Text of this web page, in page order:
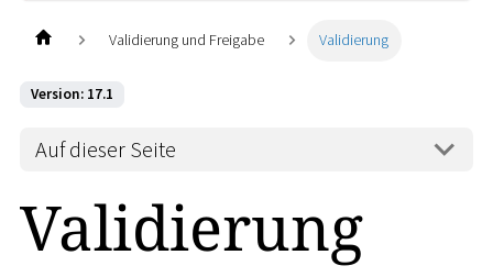
Validierung und Freigabe Validierung
Version: 17.1
Auf dieser Seite
Validierung